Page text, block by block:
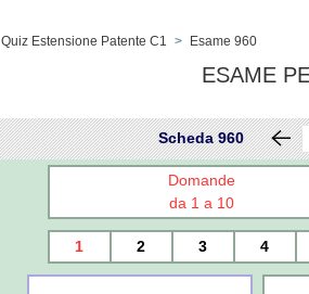
Quiz Estensione Patente C1 > Esame 960
ESAME
Scheda 960
Domande
da 1 a 10
1 2 3 4